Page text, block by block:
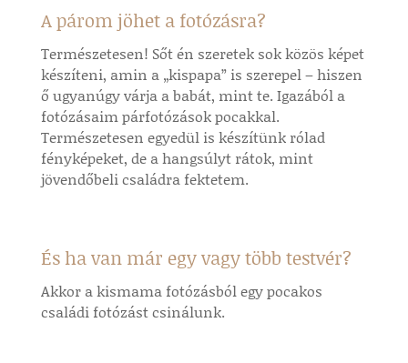
A párom jöhet a fotózásra?
Természetesen! Sőt én szeretek sok közös képet
készíteni, amin a „kispapa” is szerepel – hiszen
ő ugyanúgy várja a babát, mint te. Igazából a
fotózásaim párfotózások pocakkal.
Természetesen egyedül is készítünk rólad
fényképeket, de a hangsúlyt rátok, mint
jövendőbeli családra fektetem.
És ha van már egy vagy több testvér?
Akkor a kismama fotózásból egy pocakos
családi fotózást csinálunk.